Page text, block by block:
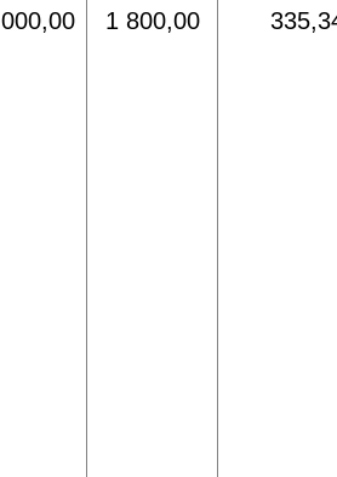
1 800,00